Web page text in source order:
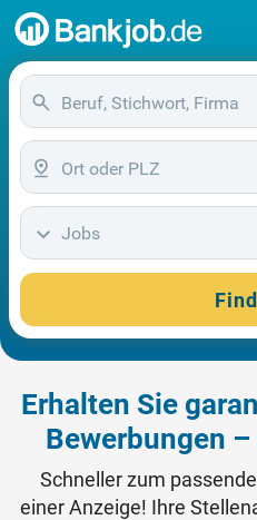
Jobs
Erhalten Sie
Bewerbungen
Schneller zum
einer Anzeige! Ihre